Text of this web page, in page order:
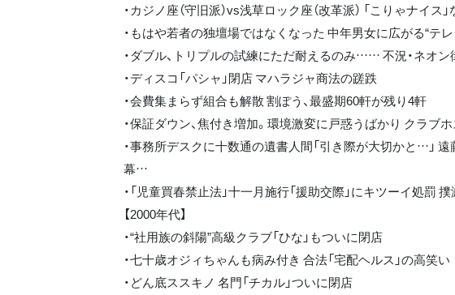
・カジノ座（守旧派）vs浅草ロック座（改革派） 「こりゃナイス
・もはや若者の独壇場ではなくなった 中年男女に広がる“テ
・ダブル、トリプルの試練にただ耐えるのみ…… 不況・ネオン
・ディスコ「パシャ」閉店 マハラジャ商法の蹉跌
・会費集まらず組合も解散 割ぽう、最盛期60軒が残り4軒
・保証ダウン、焦付き増加。環境激変に戸惑うばかり クラブホ
・事務所デスクに十数通の遺書人間「引き際が大切かと…」
幕…
・「児童買春禁止法」十一月施行「援助交際」にキツーイ処罰
【2000年代】
・“社用族の斜陽”高級クラブ「ひな」もついに閉店
・七十歳オジィちゃんも病み付き 合法「宅配ヘルス」の高笑い
・どん底ススキノ 名門「チカル」ついに閉店